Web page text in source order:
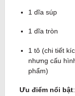
1 dĩa súp
1 dĩa tròn
1 tô (chi tiết
nhưng cấu
phẩm)
Ưu điểm nổi bật: